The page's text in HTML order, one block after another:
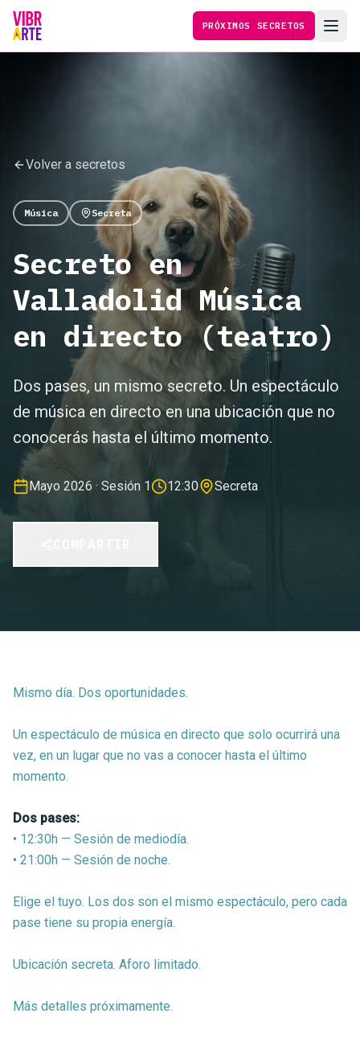
PRÓXIMOS SECRETOS
Volver a secretos
Música Secreta
Secreto en
Valladolid Música
en directo (teatro)
Dos pases, un mismo secreto. Un espectáculo
de música en directo en una ubicación que no
conocerás hasta el último momento.
Mayo 2026 · Sesión 1 12:30 Secreta
Mismo día. Dos oportunidades.
Un espectáculo de música en directo que solo ocurrirá una
vez, en un lugar que no vas a conocer hasta el último
momento.
Dos pases:
• 12:30h — Sesión de mediodía.
• 21:00h — Sesión de noche.
Elige el tuyo. Los dos son el mismo espectáculo, pero cada
pase tiene su propia energía.
Ubicación secreta. Aforo limitado.
Más detalles próximamente.